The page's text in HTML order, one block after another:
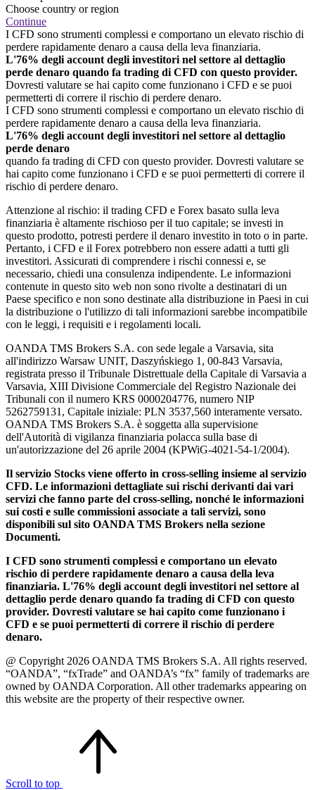
Choose country or region
Continue
I CFD sono strumenti complessi e comportano un elevato rischio di
perdere rapidamente denaro a causa della leva finanziaria.
L'76% degli account degli investitori nel settore al dettaglio
perde denaro quando fa trading di CFD con questo provider.
Dovresti valutare se hai capito come funzionano i CFD e se puoi
permetterti di correre il rischio di perdere denaro.
I CFD sono strumenti complessi e comportano un elevato rischio di
perdere rapidamente denaro a causa della leva finanziaria.
L'76% degli account degli investitori nel settore al dettaglio
perde denaro
quando fa trading di CFD con questo provider. Dovresti valutare se
hai capito come funzionano i CFD e se puoi permetterti di correre il
rischio di perdere denaro.
Attenzione al rischio: il trading CFD e Forex basato sulla leva
finanziaria è altamente rischioso per il tuo capitale; se investi in
questo prodotto, potresti perdere il denaro investito in toto o in parte.
Pertanto, i CFD e il Forex potrebbero non essere adatti a tutti gli
investitori. Assicurati di comprendere i rischi connessi e, se
necessario, chiedi una consulenza indipendente. Le informazioni
contenute in questo sito web non sono rivolte a destinatari di un
Paese specifico e non sono destinate alla distribuzione in Paesi in cui
la distribuzione o l'utilizzo di tali informazioni sarebbe incompatibile
con le leggi, i requisiti e i regolamenti locali.
OANDA TMS Brokers S.A. con sede legale a Varsavia, sita
all'indirizzo Warsaw UNIT, Daszyńskiego 1, 00-843 Varsavia,
registrata presso il Tribunale Distrettuale della Capitale di Varsavia a
Varsavia, XIII Divisione Commerciale del Registro Nazionale dei
Tribunali con il numero KRS 0000204776, numero NIP
5262759131, Capitale iniziale: PLN 3537,560 interamente versato.
OANDA TMS Brokers S.A. è soggetta alla supervisione
dell'Autorità di vigilanza finanziaria polacca sulla base di
un'autorizzazione del 26 aprile 2004 (KPWiG-4021-54-1/2004).
Il servizio Stocks viene offerto in cross-selling insieme al servizio
CFD. Le informazioni dettagliate sui rischi derivanti dai vari
servizi che fanno parte del cross-selling, nonché le informazioni
sui costi e sulle commissioni associate a tali servizi, sono
disponibili sul sito OANDA TMS Brokers nella sezione
Documenti.
I CFD sono strumenti complessi e comportano un elevato
rischio di perdere rapidamente denaro a causa della leva
finanziaria. L'76% degli account degli investitori nel settore al
dettaglio perde denaro quando fa trading di CFD con questo
provider. Dovresti valutare se hai capito come funzionano i
CFD e se puoi permetterti di correre il rischio di perdere
denaro.
@ Copyright 2026 OANDA TMS Brokers S.A. All rights reserved.
“OANDA”, “fxTrade” and OANDA’s “fx” family of trademarks are
owned by OANDA Corporation. All other trademarks appearing on
this website are the property of their respective owner.
Scroll to top